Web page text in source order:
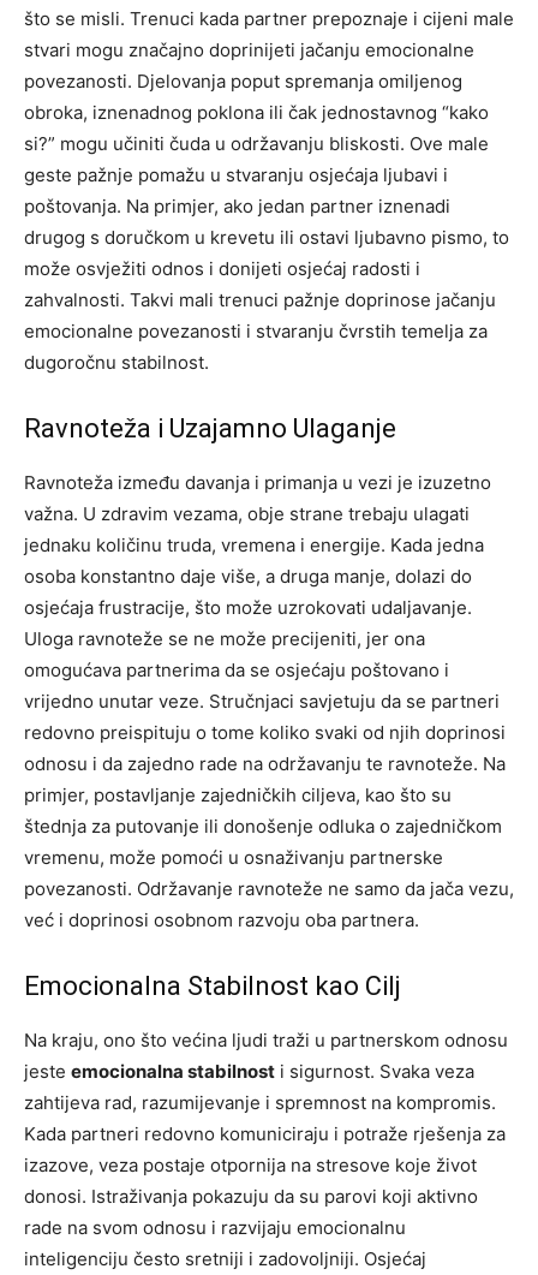
što se misli. Trenuci kada partner prepoznaje i cijeni male
stvari mogu značajno doprinijeti jačanju emocionalne
povezanosti. Djelovanja poput spremanja omiljenog
obroka, iznenadnog poklona ili čak jednostavnog “kako
si?” mogu učiniti čuda u održavanju bliskosti. Ove male
geste pažnje pomažu u stvaranju osjećaja ljubavi i
poštovanja. Na primjer, ako jedan partner iznenadi
drugog s doručkom u krevetu ili ostavi ljubavno pismo, to
može osvježiti odnos i donijeti osjećaj radosti i
zahvalnosti. Takvi mali trenuci pažnje doprinose jačanju
emocionalne povezanosti i stvaranju čvrstih temelja za
dugoročnu stabilnost.
Ravnoteža i Uzajamno Ulaganje
Ravnoteža između davanja i primanja u vezi je izuzetno
važna. U zdravim vezama, obje strane trebaju ulagati
jednaku količinu truda, vremena i energije. Kada jedna
osoba konstantno daje više, a druga manje, dolazi do
osjećaja frustracije, što može uzrokovati udaljavanje.
Uloga ravnoteže se ne može precijeniti, jer ona
omogućava partnerima da se osjećaju poštovano i
vrijedno unutar veze. Stručnjaci savjetuju da se partneri
redovno preispituju o tome koliko svaki od njih doprinosi
odnosu i da zajedno rade na održavanju te ravnoteže. Na
primjer, postavljanje zajedničkih ciljeva, kao što su
štednja za putovanje ili donošenje odluka o zajedničkom
vremenu, može pomoći u osnaživanju partnerske
povezanosti. Održavanje ravnoteže ne samo da jača vezu,
već i doprinosi osobnom razvoju oba partnera.
Emocionalna Stabilnost kao Cilj
Na kraju, ono što većina ljudi traži u partnerskom odnosu
jeste emocionalna stabilnost i sigurnost. Svaka veza
zahtijeva rad, razumijevanje i spremnost na kompromis.
Kada partneri redovno komuniciraju i potraže rješenja za
izazove, veza postaje otpornija na stresove koje život
donosi. Istraživanja pokazuju da su parovi koji aktivno
rade na svom odnosu i razvijaju emocionalnu
inteligenciju često sretniji i zadovoljniji. Osjećaj